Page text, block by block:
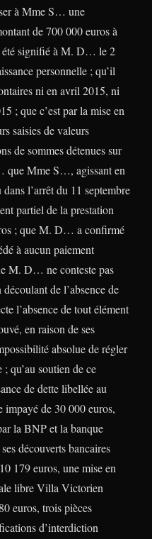
à Mme S… une
de 700 000 euros à
été signifié à M. D… le 2
personnelle ; qu’il
ni en avril 2015, ni
; que c’est par la mise en
saisies de valeurs
de sommes détenues sur
que Mme S…, agissant en
l’arrêt du 11 septembre
partiel de la prestation
; que M. D… a confirmé
à aucun paiement
M. D… ne conteste pas
de l’absence de
l’absence de tout élément
en raison de ses
absolue de régler
qu’au soutien de ce
de dette libellée au
de 30 000 euros,
la BNP et la banque
découverts bancaires
179 euros, une mise en
libre Villa Victorien
euros, trois pièces
d’interdiction